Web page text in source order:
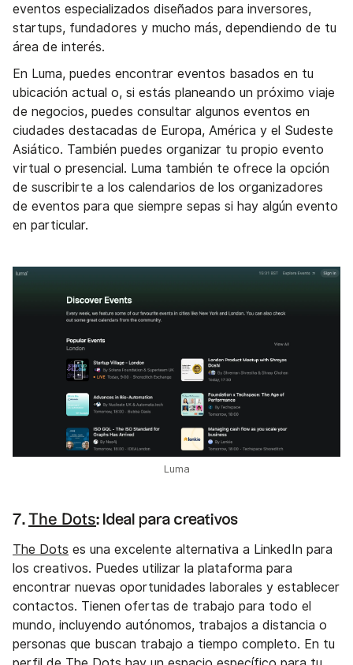
eventos especializados diseñados para inversores,
startups, fundadores y mucho más, dependiendo de tu
área de interés.
En Luma, puedes encontrar eventos basados en tu
ubicación actual o, si estás planeando un próximo viaje
de negocios, puedes consultar algunos eventos en
ciudades destacadas de Europa, América y el Sudeste
Asiático. También puedes organizar tu propio evento
virtual o presencial. Luma también te ofrece la opción
de suscribirte a los calendarios de los organizadores
de eventos para que siempre sepas si hay algún evento
en particular.
Luma
7. The Dots: Ideal para creativos
The Dots es una excelente alternativa a LinkedIn para
los creativos. Puedes utilizar la plataforma para
encontrar nuevas oportunidades laborales y establecer
contactos. Tienen ofertas de trabajo para todo el
mundo, incluyendo autónomos, trabajos a distancia o
personas que buscan trabajo a tiempo completo. En tu